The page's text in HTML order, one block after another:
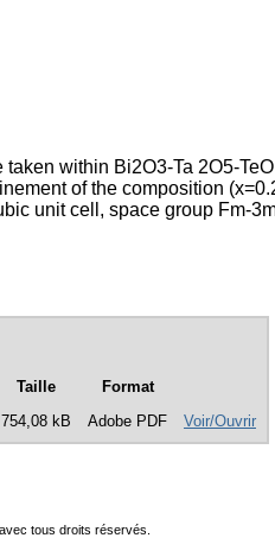
within Bi2O3-Ta 2O5-
of the composition
unit cell, space group Fm-
Taille
Format
754,08 kB Adobe PDF Voir/Ouvrir
tous droits réservés.